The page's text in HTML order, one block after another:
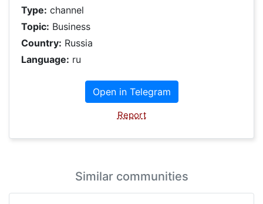
Type: channel
Topic: Business
Country: Russia
Language: ru
Open in Telegram
Report
Similar communities